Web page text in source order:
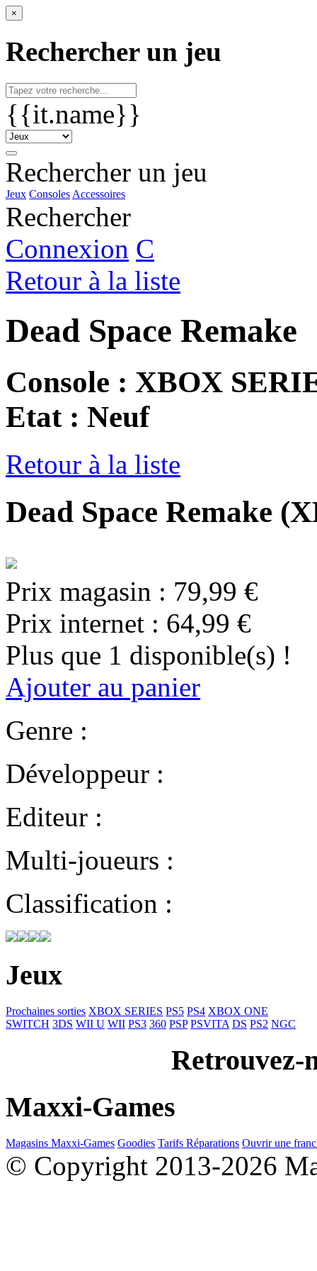
×
Rechercher un jeu
{{it.name}}
Rechercher un jeu
Jeux Consoles Accessoires
Rechercher
Connexion C
Retour à la liste
Dead Space Remake
Console : XBOX
Etat : Neuf
Retour à la liste
Dead Space Remake
Prix magasin : 79,99 €
Prix internet : 64,99 €
Plus que 1 disponible(s) !
Ajouter au panier
Genre :
Développeur :
Editeur :
Multi-joueurs :
Classification :
Jeux
Prochaines sorties XBOX SERIES PS5 PS4 XBOX ONE
SWITCH 3DS WII U WII PS3 360 PSP PSVITA DS PS2 NGC
Retrouvez-
Maxxi-Games
Magasins Maxxi-Games Goodies Tarifs Réparations Ouvrir une
© Copyright 2013-2026